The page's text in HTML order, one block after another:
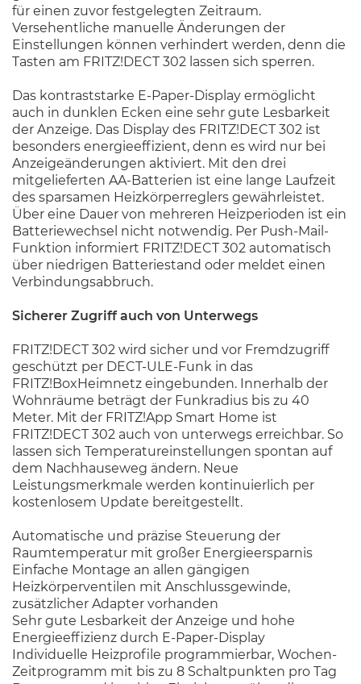
für einen zuvor festgelegten Zeitraum.
Versehentliche manuelle Änderungen der
Einstellungen können verhindert werden, denn die
Tasten am FRITZ!DECT 302 lassen sich sperren.
Das kontraststarke E-Paper-Display ermöglicht
auch in dunklen Ecken eine sehr gute Lesbarkeit
der Anzeige. Das Display des FRITZ!DECT 302 ist
besonders energieeffizient, denn es wird nur bei
Anzeigeänderungen aktiviert. Mit den drei
mitgelieferten AA-Batterien ist eine lange Laufzeit
des sparsamen Heizkörperreglers gewährleistet.
Über eine Dauer von mehreren Heizperioden ist ein
Batteriewechsel nicht notwendig. Per Push-Mail-
Funktion informiert FRITZ!DECT 302 automatisch
über niedrigen Batteriestand oder meldet einen
Verbindungsabbruch.
Sicherer Zugriff auch von Unterwegs
FRITZ!DECT 302 wird sicher und vor Fremdzugriff
geschützt per DECT-ULE-Funk in das
FRITZ!BoxHeimnetz eingebunden. Innerhalb der
Wohnräume beträgt der Funkradius bis zu 40
Meter. Mit der FRITZ!App Smart Home ist
FRITZ!DECT 302 auch von unterwegs erreichbar. So
lassen sich Temperatureinstellungen spontan auf
dem Nachhauseweg ändern. Neue
Leistungsmerkmale werden kontinuierlich per
kostenlosem Update bereitgestellt.
Automatische und präzise Steuerung der
Raumtemperatur mit großer Energieersparnis
Einfache Montage an allen gängigen
Heizkörperventilen mit Anschlussgewinde,
zusätzlicher Adapter vorhanden
Sehr gute Lesbarkeit der Anzeige und hohe
Energieeffizienz durch E-Paper-Display
Individuelle Heizprofile programmierbar, Wochen-
Zeitprogramm mit bis zu 8 Schaltpunkten pro Tag